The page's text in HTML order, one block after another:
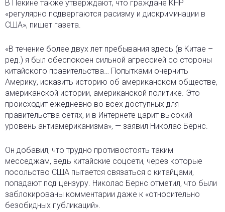
В Пекине также утверждают, что граждане КНР
«регулярно подвергаются расизму и дискриминации в
США», пишет газета.
«В течение более двух лет пребывания здесь (в Китае –
ред.) я был обеспокоен сильной агрессией со стороны
китайского правительства… Попытками очернить
Америку, исказить историю об американском обществе,
американской истории, американской политике. Это
происходит ежедневно во всех доступных для
правительства сетях, и в Интернете царит высокий
уровень антиамериканизма», — заявил Николас Бернс.
Он добавил, что трудно противостоять таким
месседжам, ведь китайские соцсети, через которые
посольство США пытается связаться с китайцами,
попадают под цензуру. Николас Бернс отметил, что были
заблокированы комментарии даже к «относительно
безобидных публикаций».